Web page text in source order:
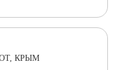
КРЫМ